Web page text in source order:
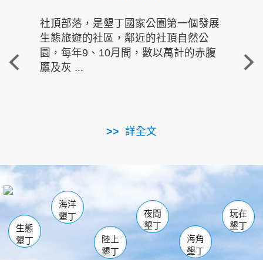
社頂部落，是墾丁國家公園第一個發展
生態旅遊的社區，鄰近的社頂自然公
園，每年9、10月間，數以萬計的赤腹
鷹及灰 ...
詳全文
重
走進
南仁湖
海生館
恆春 佳樂水
龍鑾潭自然中心 森林遊樂區
瓊麻館
關山 墾管處遊客中心
社頂公園 風吹沙
船帆石
白砂 龍磐公園
香蕉灣
砂島
鵝鑾鼻
生態
墾丁
海洋
墾丁
陸上
墾丁
夜間
墾丁
海角
墾丁
玩在
墾丁